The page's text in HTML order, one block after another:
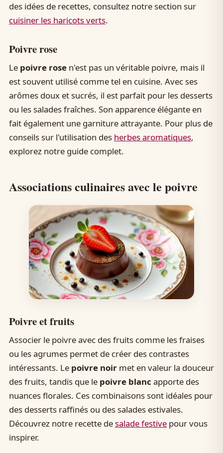
des idées de recettes, consultez notre section sur
cuisiner les haricots verts.
Poivre rose
Le poivre rosen'est pas un véritable poivre, mais il
est souvent utilisé comme tel en cuisine. Avec ses
arômes doux et sucrés, il est parfait pour les desserts
ou les salades fraîches. Son apparence élégante en
fait également une garniture attrayante. Pour plus de
conseils sur l'utilisation des herbes aromatiques,
explorez notre guide complet.
Associations culinaires avec le poivre
Poivre et fruits
Associer le poivre avec des fruits comme les fraises
ou les agrumes permet de créer des contrastes
intéressants. Le poivre noirmet en valeur la douceur
des fruits, tandis que le poivre blanc apporte des
nuances florales. Ces combinaisons sont idéales pour
des desserts raffinés ou des salades estivales.
Découvrez notre recette desalade festivepour vous
inspirer.